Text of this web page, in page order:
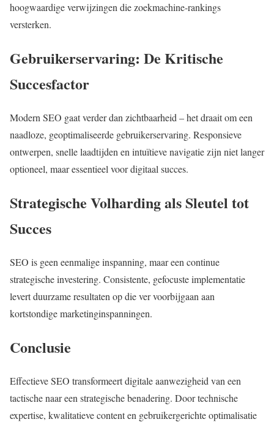
hoogwaardige verwijzingen die zoekmachine-rankings
versterken.
Gebruikerservaring: De Kritische
Succesfactor
Modern SEO gaat verder dan zichtbaarheid – het draait om een
naadloze, geoptimaliseerde gebruikerservaring. Responsieve
ontwerpen, snelle laadtijden en intuïtieve navigatie zijn niet langer
optioneel, maar essentieel voor digitaal succes.
Strategische Volharding als Sleutel tot
Succes
SEO is geen eenmalige inspanning, maar een continue
strategische investering. Consistente, gefocuste implementatie
levert duurzame resultaten op die ver voorbijgaan aan
kortstondige marketinginspanningen.
Conclusie
Effectieve SEO transformeert digitale aanwezigheid van een
tactische naar een strategische benadering. Door technische
expertise, kwalitatieve content en gebruikergerichte optimalisatie